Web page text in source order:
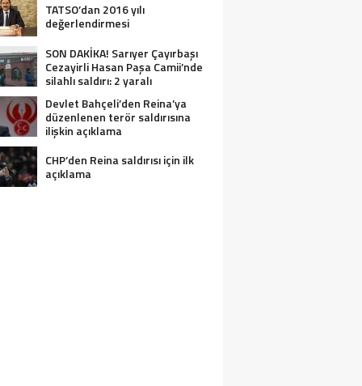
TATSO’dan 2016 yılı
değerlendirmesi
SON DAKİKA! Sarıyer Çayırbaşı
Cezayirli Hasan Paşa Camii’nde
silahlı saldırı: 2 yaralı
Devlet Bahçeli’den Reina’ya
düzenlenen terör saldırısına
ilişkin açıklama
CHP’den Reina saldırısı için ilk
açıklama